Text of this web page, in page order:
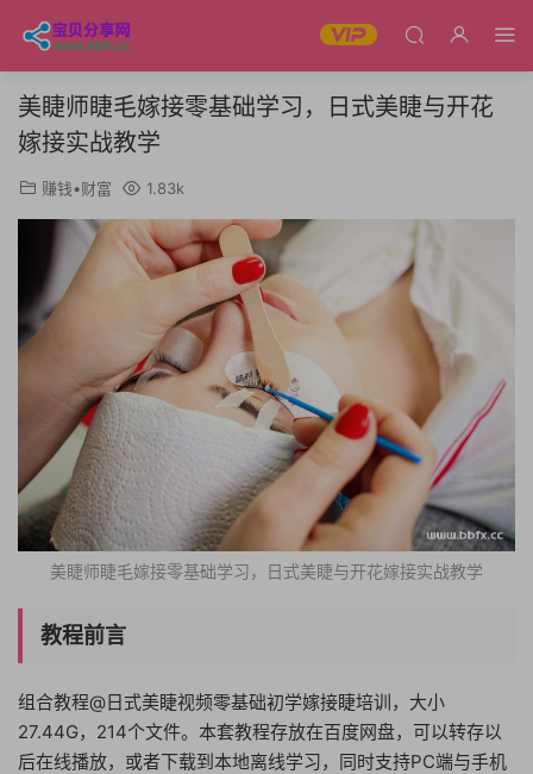
美睫师睫毛嫁接零基础学习，日式美睫与开花
嫁接实战教学
赚钱•财富 1.83k
美睫师睫毛嫁接零基础学习，日式美睫与开花嫁接实战教学
教程前言
组合教程@日式美睫视频零基础初学嫁接睫培训，大小
27.44G，214个文件。本套教程存放在百度网盘，可以转存以
后在线播放，或者下载到本地离线学习，同时支持PC端与手机